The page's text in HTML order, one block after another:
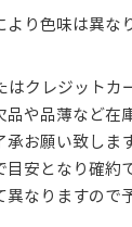
り色味は異な
はクレジットカ
や品薄など在
お願い致しま
安となり確約
なりますので